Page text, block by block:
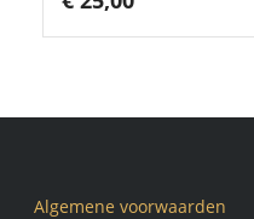
Algemene voorwaarden